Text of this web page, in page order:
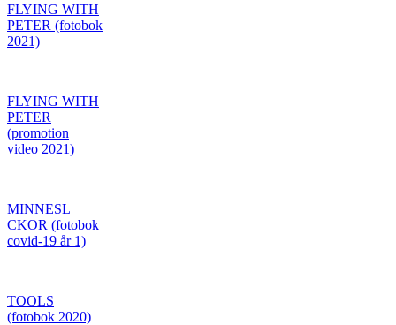
FLYING WITH
PETER (fotobok
2021)
FLYING WITH
PETER
(promotion
video 2021)
MINNESL
CKOR (fotobok
covid-19 år 1)
TOOLS
(fotobok 2020)